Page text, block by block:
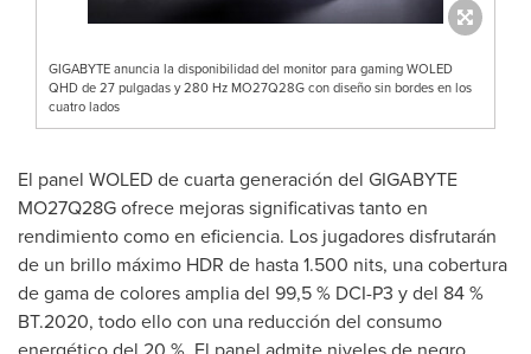
GIGABYTE anuncia la disponibilidad del monitor para gaming WOLED
QHD de 27 pulgadas y 280 Hz MO27Q28G con diseño sin bordes en los
cuatro lados
El panel WOLED de cuarta generación del GIGABYTE
MO27Q28G ofrece mejoras significativas tanto en
rendimiento como en eficiencia. Los jugadores disfrutarán
de un brillo máximo HDR de hasta 1.500 nits, una cobertura
de gama de colores amplia del 99,5 % DCI-P3 y del 84 %
BT.2020, todo ello con una reducción del consumo
energético del 20 %. El panel admite niveles de negro